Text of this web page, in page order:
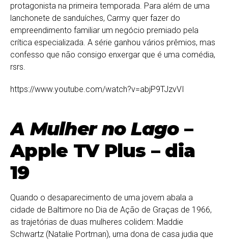
protagonista na primeira temporada. Para além de uma
lanchonete de sanduíches, Carmy quer fazer do
empreendimento familiar um negócio premiado pela
crítica especializada. A série ganhou vários prêmios, mas
confesso que não consigo enxergar que é uma comédia,
rsrs.
https://www.youtube.com/watch?v=abjP9TJzvVI
A Mulher no Lago–
Apple TV Plus – dia
19
Quando o desaparecimento de uma jovem abala a
cidade de Baltimore no Dia de Ação de Graças de 1966,
as trajetórias de duas mulheres colidem: Maddie
Schwartz (Natalie Portman), uma dona de casa judia que